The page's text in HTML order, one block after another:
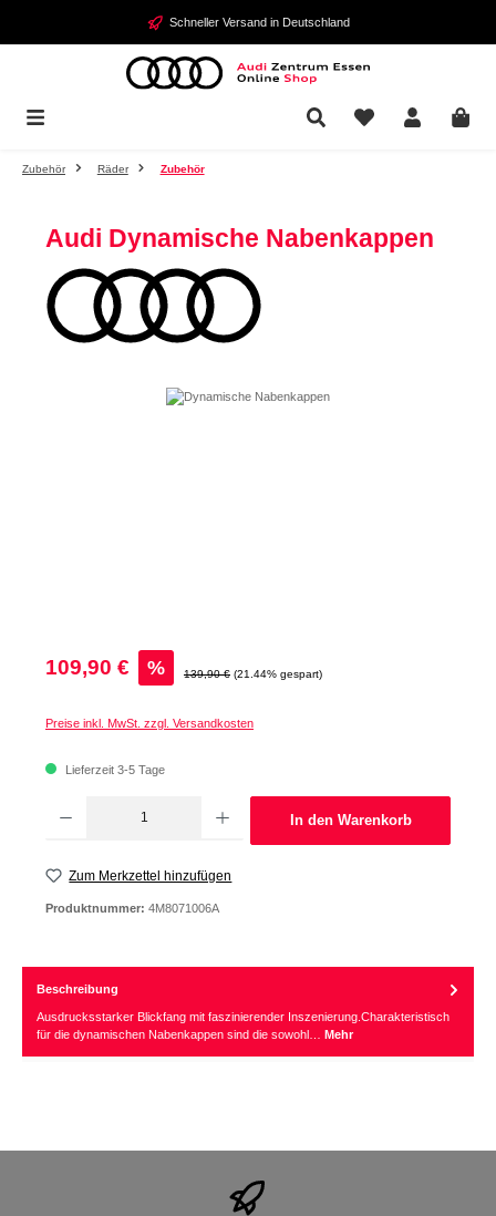
Zum Hauptinhalt springen Schneller Versand in Deutschland
Zubehör Räder Zubehör
Audi Dynamische Nabenkappen
Bildergalerie überspringen
Verkaufspreis:
109,90 € % Regulärer Preis:
139,90 € (21.44% gespart)
Preise inkl. MwSt. zzgl. Versandkosten
Lieferzeit 3-5 Tage
In den Warenkorb
Zum Merkzettel hinzufügen
Produktnummer: 4M8071006A
Beschreibung
Ausdrucksstarker Blickfang mit faszinierender Inszenierung.Charakteristisch
für die dynamischen Nabenkappen sind die sowohl… Mehr